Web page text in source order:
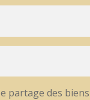
partage des